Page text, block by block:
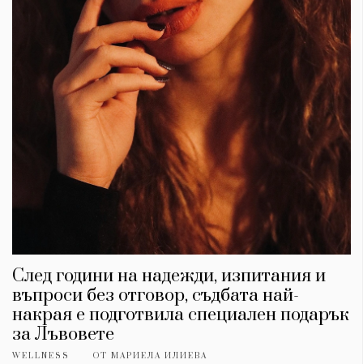
След години на надежди, изпитания и
въпроси без отговор, съдбата най-
накрая е подготвила специален подарък
за Лъвовете
WELLNESS ОТ МАРИЕЛА ИЛИЕВА